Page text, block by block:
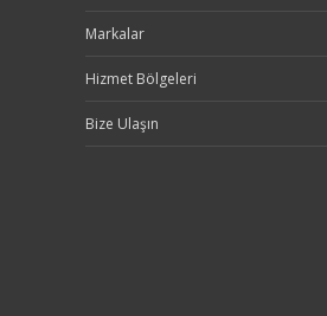
Markalar
Hizmet Bölgeleri
Bize Ulaşın